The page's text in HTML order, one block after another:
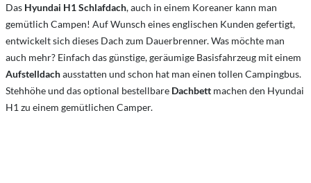
Das Hyundai H1 Schlafdach, auch in einem Koreaner kann man
gemütlich Campen! Auf Wunsch eines englischen Kunden gefertigt,
entwickelt sich dieses Dach zum Dauerbrenner. Was möchte man
auch mehr? Einfach das günstige, geräumige Basisfahrzeug mit einem
Aufstelldachausstatten und schon hat man einen tollen Campingbus.
Stehhöhe und das optional bestellbare Dachbett machen den Hyundai
H1 zu einem gemütlichen Camper.